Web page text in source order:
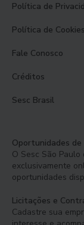
Política de
Política de Cookies
Fale Conosco
Créditos
Sesc Brasil
Oportunidades de
O Sesc São
exclusivamente
oportunidades
Licitações e
Cadastre sua